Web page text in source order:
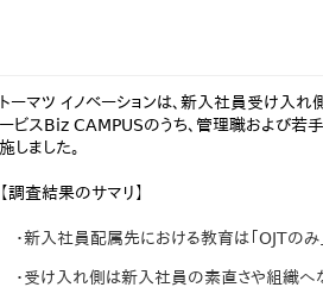
トーマツ イノベーションは、新入社員受け入
ービスBiz CAMPUSのうち、管理職および
施しました。
【調査結果のサマリ】
・新入社員配属先における教育は「OJTのみ
・受け入れ側は新入社員の素直さや組織へ